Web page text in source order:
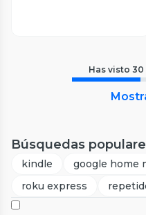
Has visto 30
Búsquedas
kindle google home
roku express